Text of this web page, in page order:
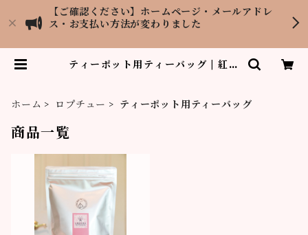
【ご確認ください】ホームページ・メールアドレ
ス・お支払い方法が変わりました
ティーポット用ティーバッグ | 紅茶
ホーム ロプチュー ティーポット用ティーバッグ
商品一覧